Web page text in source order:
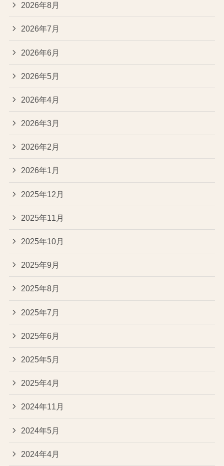
2026年8月
2026年7月
2026年6月
2026年5月
2026年4月
2026年3月
2026年2月
2026年1月
2025年12月
2025年11月
2025年10月
2025年9月
2025年8月
2025年7月
2025年6月
2025年5月
2025年4月
2024年11月
2024年5月
2024年4月